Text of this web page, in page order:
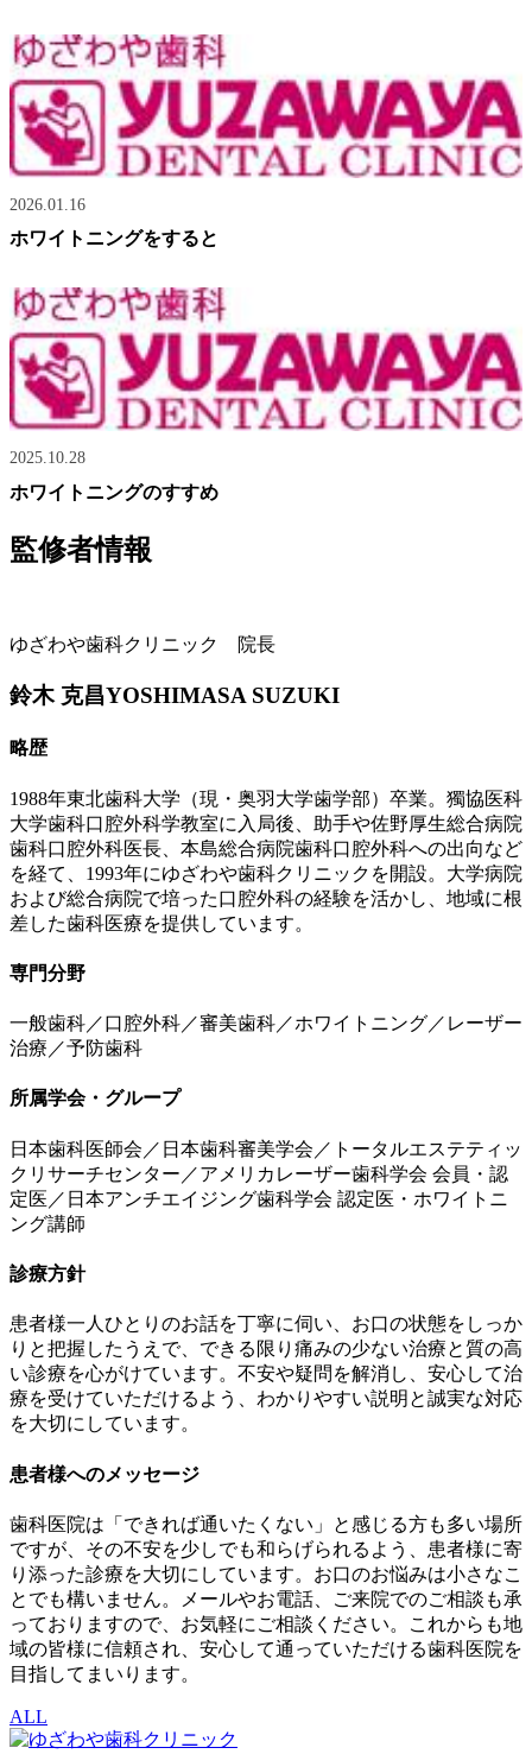
2026.01.16
ホワイトニングをすると
2025.10.28
ホワイトニングのすすめ
監修者情報
ゆざわや歯科クリニック 院長
鈴木 克昌YOSHIMASA SUZUKI
略歴
1988年東北歯科大学（現・奥羽大学歯学部）卒業。獨協医科
大学歯科口腔外科学教室に入局後、助手や佐野厚生総合病院
歯科口腔外科医長、本島総合病院歯科口腔外科への出向など
を経て、1993年にゆざわや歯科クリニックを開設。大学病院
および総合病院で培った口腔外科の経験を活かし、地域に根
差した歯科医療を提供しています。
専門分野
一般歯科／口腔外科／審美歯科／ホワイトニング／レーザー
治療／予防歯科
所属学会・グループ
日本歯科医師会／日本歯科審美学会／トータルエステティッ
クリサーチセンター／アメリカレーザー歯科学会 会員・認
定医／日本アンチエイジング歯科学会 認定医・ホワイトニ
ング講師
診療方針
患者様一人ひとりのお話を丁寧に伺い、お口の状態をしっか
りと把握したうえで、できる限り痛みの少ない治療と質の高
い診療を心がけています。不安や疑問を解消し、安心して治
療を受けていただけるよう、わかりやすい説明と誠実な対応
を大切にしています。
患者様へのメッセージ
歯科医院は「できれば通いたくない」と感じる方も多い場所
ですが、その不安を少しでも和らげられるよう、患者様に寄
り添った診療を大切にしています。お口のお悩みは小さなこ
とでも構いません。メールやお電話、ご来院でのご相談も承
っておりますので、お気軽にご相談ください。これからも地
域の皆様に信頼され、安心して通っていただける歯科医院を
目指してまいります。
ALL